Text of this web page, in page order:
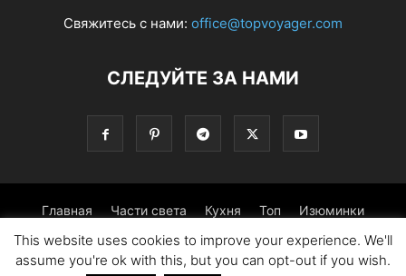
Свяжитесь с нами: office@topvoyager.com
СЛЕДУЙТЕ ЗА НАМИ
Главная Части света Кухня Топ Изюминки
Фотопрогулка Традиции Советы
This website uses cookies to improve your experience. We'll
assume you're ok with this, but you can opt-out if you wish.